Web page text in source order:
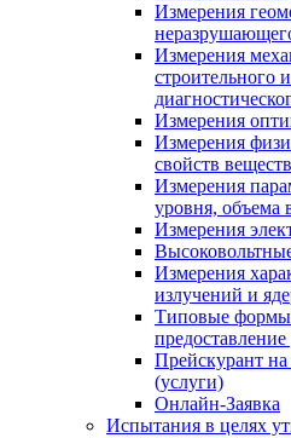
Измерения
Измерения
строительного
Измерения
Измерения
свойств веществ
Измерения
уровня, объема
Измерения
Измерения
излучений и
Типовые формы
предоставление
Прейскурант
(услуги)
Онлайн-Заявка
Испытания в целях